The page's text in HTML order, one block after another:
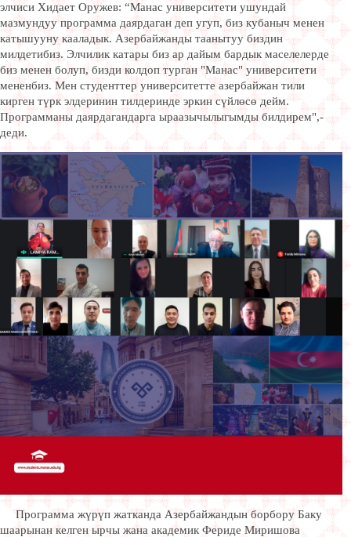
элчиси Хидает Оружев: “Манас университети ушундай
мазмундуу программа даярдаган деп угуп, биз кубаныч менен
катышууну кааладык. Азербайжанды таанытуу биздин
милдетибиз. Элчилик катары биз ар дайым бардык маселелерде
биз менен болуп, бизди колдоп турган "Манас" университети
мененбиз. Мен студенттер университетте азербайжан тили
кирген түрк элдеринин тилдеринде эркин сүйлөсө дейм.
Программаны даярдагандарга ыраазычылыгымды билдирем",-
деди.
Программа жүрүп жатканда Азербайжандын борбору Баку
шаарынан келген ырчы жана академик Фериде Миришова